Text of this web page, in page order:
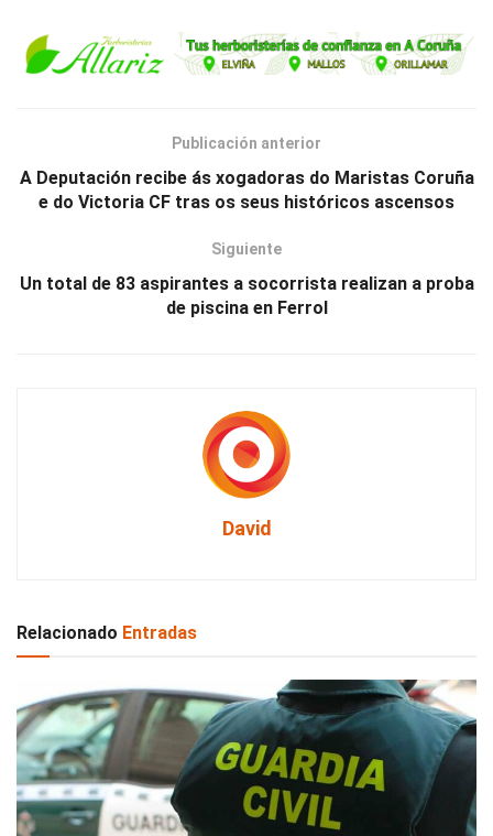
Publicación anterior
A Deputación recibe ás xogadoras do Maristas Coruña
e do Victoria CF tras os seus históricos ascensos
Siguiente
Un total de 83 aspirantes a socorrista realizan a proba
de piscina en Ferrol
David
Relacionado Entradas